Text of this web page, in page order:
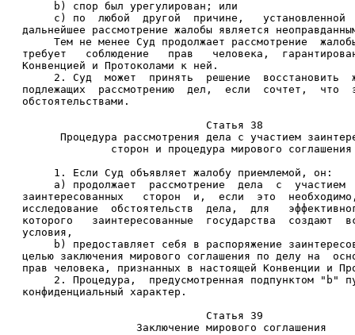
     b) спор был урегулирован; или
c) по  любой  другой  причине,   установленной
дальнейшее рассмотрение жалобы является
Тем не менее Суд продолжает рассмотрение
требует   соблюдение   прав   человека,
Конвенцией и Протоколами к ней.
2. Суд  может  принять  решение  восстановить
подлежащих  рассмотрению  дел,  если  сочтет,  что
обстоятельствами.
                             Статья 38
Процедура рассмотрения дела с участием
сторон и процедура мирового
     1. Если Суд объявляет жалобу приемлемой, он:
а) продолжает  рассмотрение  дела  с  участием
заинтересованных   сторон  и,  если  это
исследование  обстоятельств  дела,  для
которого   заинтересованные  государства  создают
условия,
b) предоставляет себя в распоряжение
целью заключения мирового соглашения по делу на
прав человека, признанных в настоящей Конвенции и
2. Процедура,  предусмотренная подпунктом "b"
конфиденциальный характер.
                             Статья 39
                  Заключение мирового соглашения